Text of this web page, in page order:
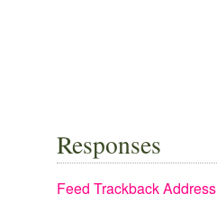
Responses
Feed Trackback Address